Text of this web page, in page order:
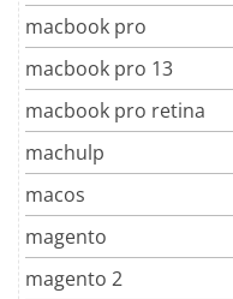
macbook pro
macbook pro 13
macbook pro retina
machulp
macos
magento
magento 2